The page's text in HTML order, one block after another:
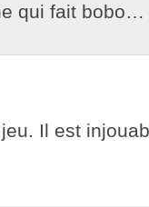
qui fait bobo…
Il est